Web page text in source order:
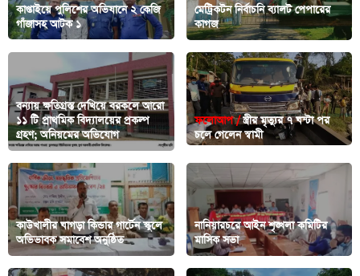
কাপ্তাইয়ে পুলিশের অভিযানে ২ কেজি
গাঁজাসহ আটক ১
মেট্রিকটন নির্বাচনি ব্যালট পেপারের
কাগজ
বন্যায় ক্ষতিগ্রস্ত দেখিয়ে বরকলে আরো
১১ টি প্রাথমিক বিদ্যালয়ের প্রকল্প
গ্রহণ; অনিয়মের অভিযোগ
ফলোআপ /স্ত্রীর মৃত্যুর ৭ ঘন্টা পর
চলে গেলেন স্বামী
কাউখালীর ঘাগড়া কিন্ডার গার্টেন স্কুলে
অভিভাবক সমাবেশ অনুষ্ঠিত
নানিয়ারচরে আইন শৃঙ্খলা কমিটির
মাসিক সভা